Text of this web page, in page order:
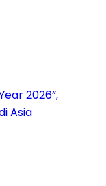
2026”,
Asia